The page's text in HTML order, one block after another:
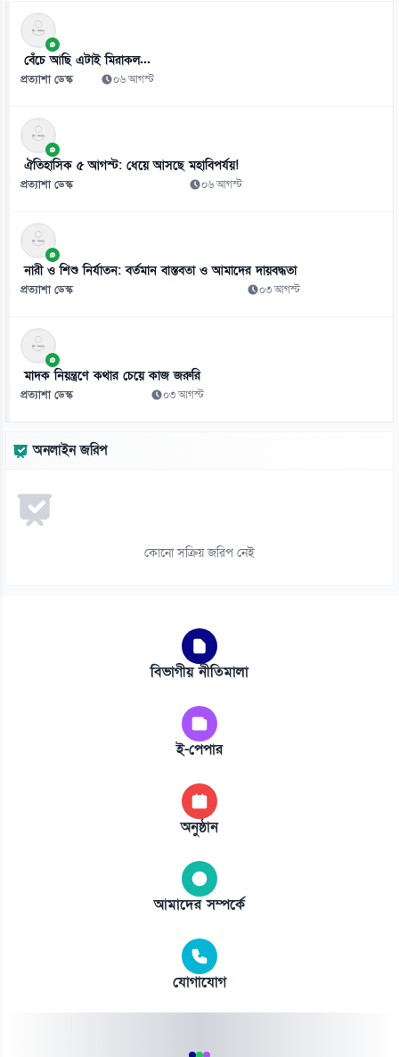
৮
ইয়েমেনে সামরিক শিবিরে ভয়াবহ হামলা, নিহত ৩০
০৬ আগস্ট
বেঁচে আছি এটাই মিরাকল...
প্রত্যাশা ডেস্ক ০৬ আগস্ট
ঐতিহাসিক ৫ আগস্ট: ধেয়ে আসছে মহাবিপর্যয়!
প্রত্যাশা ডেস্ক ০৬ আগস্ট
নারী ও শিশু নির্যাতন: বর্তমান বাস্তবতা ও আমাদের দায়বদ্ধতা
প্রত্যাশা ডেস্ক ০৩ আগস্ট
মাদক নিয়ন্ত্রণে কথার চেয়ে কাজ জরুরি
প্রত্যাশা ডেস্ক ০৩ আগস্ট
অনলাইন জরিপ
কোনো সক্রিয় জরিপ নেই
বিভাগীয় নীতিমালা
ই-পেপার
অনুষ্ঠান
আমাদের সম্পর্কে
যোগাযোগ